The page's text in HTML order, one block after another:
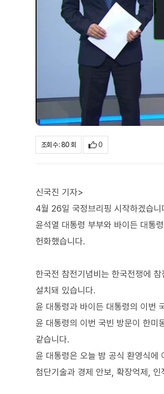
조회수 : 80 회 0
신국진 기자>
4월 26일 국정브리핑 시작하겠습니
윤석열 대통령 부부와 바이든 대통
헌화했습니다.
한국전 참전기념비는 한국전쟁에
설치돼 있습니다.
윤 대통령과 바이든 대통령의 이번
윤 대통령의 이번 국빈 방문이 한미
같습니다.
윤 대통령은 오늘 밤 공식 환영식에
첨단기술과 경제 안보, 확장억제,